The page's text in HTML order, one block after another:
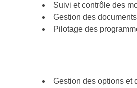
Suivi et contrôle des
Gestion des
Pilotage des
Gestion des options et